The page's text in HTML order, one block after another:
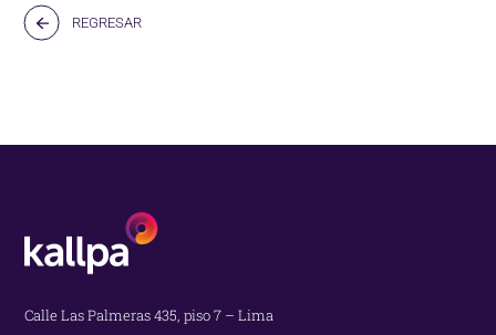
REGRESAR
Calle Las Palmeras 435, piso 7 – Lima